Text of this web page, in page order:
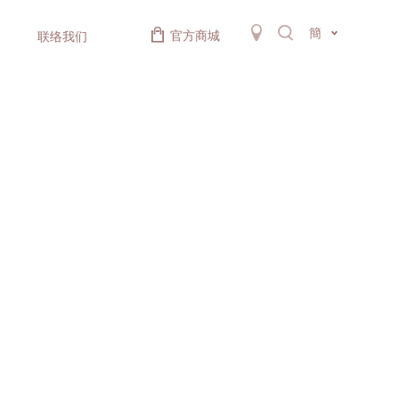
联络我们 官方商城 簡